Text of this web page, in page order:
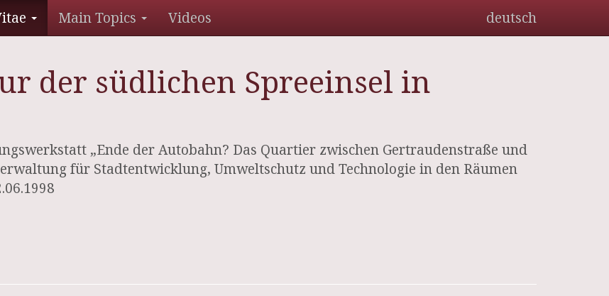
Main Topics Videos deutsch
der südlichen Spreeinsel in
„Ende der Autobahn? Das Quartier zwischen Gertraudenstraße und
für Stadtentwicklung, Umweltschutz und Technologie in den Räumen